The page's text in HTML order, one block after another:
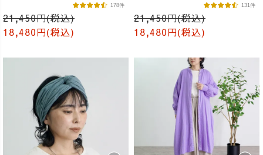
21,450円(税込)
18,480円(税込)
178件
21,450円(税込)
18,480円(税込)
131件